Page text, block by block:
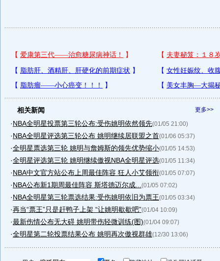
更多>>
相关新闻
·NBA全明星投票第三轮公布:受伤姚明依然领先(01/05 21:00)
·NBA全明星评选第三轮公布 姚明继续居联盟之首(01/06 05:37)
·全明星票选第三轮 姚明与詹姆斯的领先优势缩小(01/05 14:53)
·全明星评选第三轮 姚明继续傲视NBA全明星评选(01/05 11:34)
·NBA中文官方站公布上周最佳阵容 狂人小艾领衔(01/05 07:07)
·NBA公布新1期周最佳阵容 斯塔德迈尔成... (01/05 07:02)
·NBA全明星第三轮票选结果:受伤姚明依旧为票王(01/05 03:34)
·再当“票王”只是赶鸭子上架 “让姚明歇歇吧”(01/04 10:09)
·最新伤情公布无大碍 姚明带伤轻微训练(图)(01/04 09:07)
·全明星第二轮投票结果公布 姚明再次傲视群雄(12/30 13:06)